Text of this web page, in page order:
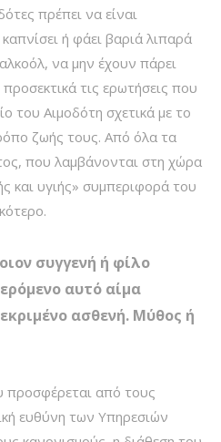
πρέπει να είναι
ή φάει βαριά λιπαρά
να μην έχουν πάρει
τις ερωτήσεις που
του Αιμοδότη σχετικά με το
ζωής τους. Από όλα τα
που λαμβάνονται στη χώρα
και υγιής» συμπεριφορά του
συγγενή ή φίλο
αυτό αίμα
ασθενή. Μύθος ή
προσφέρεται από τους
ευθύνη των Υπηρεσιών